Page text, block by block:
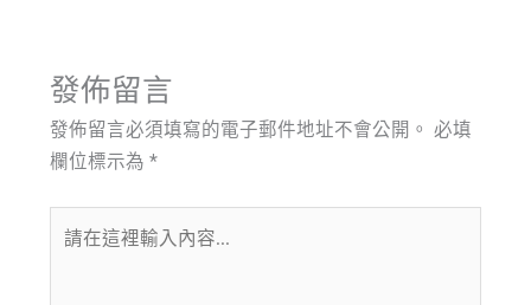
發佈留言
發佈留言必須填寫的電子郵件地址不會公開。 必填
欄位標示為 *
在